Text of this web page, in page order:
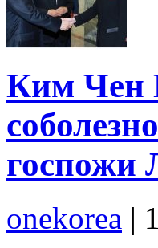
Ким Чен
госпожи
onekorea |